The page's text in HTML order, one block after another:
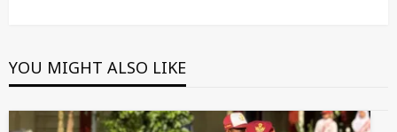
YOU MIGHT ALSO LIKE